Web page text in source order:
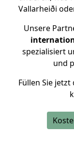
Vallarheiði
Unsere
spezialisiert
und
Füllen Sie